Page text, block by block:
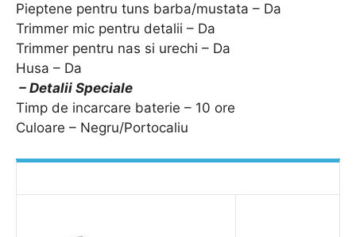
Pieptene pentru tuns barba/mustata – Da
Trimmer mic pentru detalii – Da
Trimmer pentru nas si urechi – Da
Husa – Da
– Detalii Speciale
Timp de incarcare baterie – 10 ore
Culoare – Negru/Portocaliu